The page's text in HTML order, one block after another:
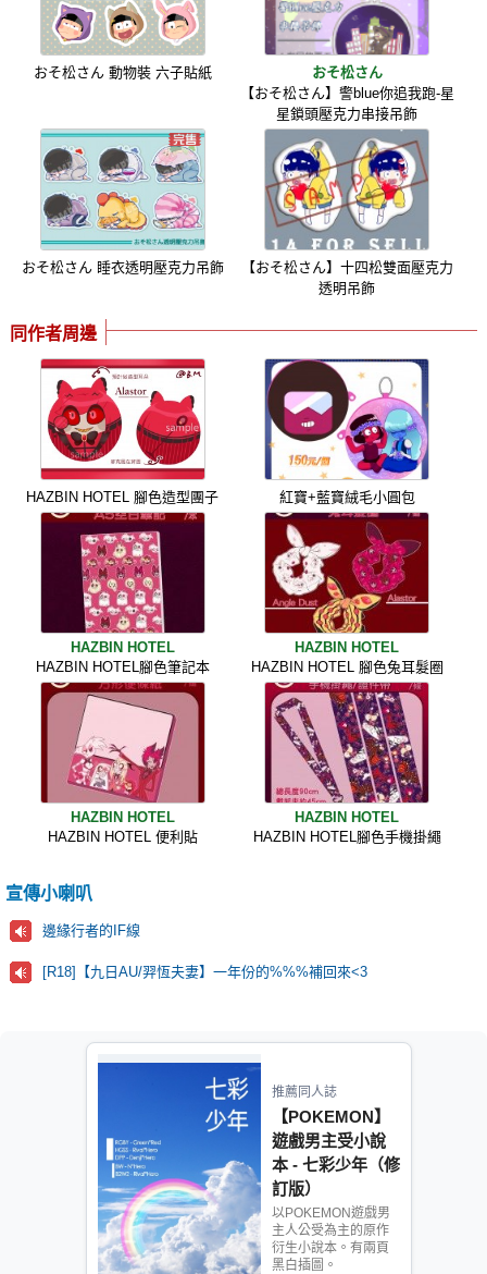
おそ松さん 動物裝 六子貼紙
おそ松さん
【おそ松さん】警blue你追我跑-星
星鎖頭壓克力串接吊飾
おそ松さん 睡衣透明壓克力吊飾
【おそ松さん】十四松雙面壓克力
透明吊飾
同作者周邊
HAZBIN HOTEL 腳色造型團子 紅寶+藍寶絨毛小圓包
HAZBIN HOTEL
HAZBIN HOTEL腳色筆記本
HAZBIN HOTEL
HAZBIN HOTEL 腳色兔耳髮圈
HAZBIN HOTEL
HAZBIN HOTEL 便利貼
HAZBIN HOTEL
HAZBIN HOTEL腳色手機掛繩
宣傳小喇叭
邊緣行者的IF線
[R18]【九日AU/羿恆夫妻】一年份的%%%補回來<3
推薦同人誌
【POKEMON】
遊戲男主受小說
本 - 七彩少年（修
訂版）
以POKEMON遊戲男
主人公受為主的原作
衍生小說本。有兩頁
黑白插圖。